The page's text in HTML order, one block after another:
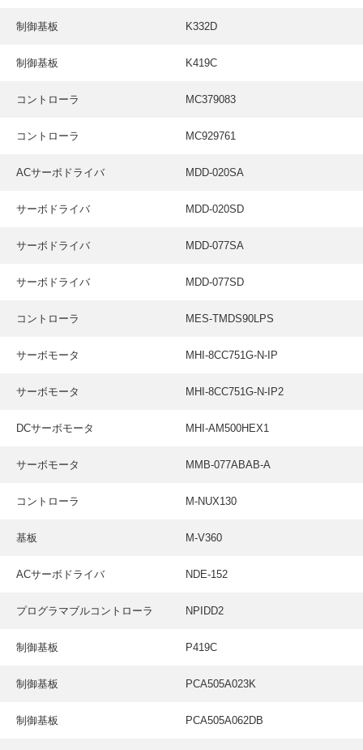
制御基板 K332D
制御基板 K419C
コントローラ MC379083
コントローラ MC929761
ACサーボドライバ MDD-020SA
サーボドライバ MDD-020SD
サーボドライバ MDD-077SA
サーボドライバ MDD-077SD
コントローラ MES-TMDS90LPS
サーボモータ MHI-8CC751G-N-IP
サーボモータ MHI-8CC751G-N-IP2
DCサーボモータ MHI-AM500HEX1
サーボモータ MMB-077ABAB-A
コントローラ M-NUX130
基板 M-V360
ACサーボドライバ NDE-152
プログラマブルコントローラ NPIDD2
制御基板 P419C
制御基板 PCA505A023K
制御基板 PCA505A062DB